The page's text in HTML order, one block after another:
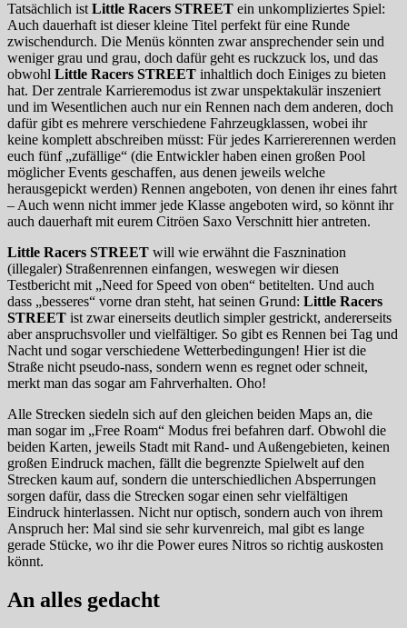
Tatsächlich ist Little Racers STREET ein unkompliziertes Spiel:
Auch dauerhaft ist dieser kleine Titel perfekt für eine Runde
zwischendurch. Die Menüs könnten zwar ansprechender sein und
weniger grau und grau, doch dafür geht es ruckzuck los, und das
obwohl Little Racers STREET inhaltlich doch Einiges zu bieten
hat. Der zentrale Karrieremodus ist zwar unspektakulär inszeniert
und im Wesentlichen auch nur ein Rennen nach dem anderen, doch
dafür gibt es mehrere verschiedene Fahrzeugklassen, wobei ihr
keine komplett abschreiben müsst: Für jedes Karriererennen werden
euch fünf „zufällige“ (die Entwickler haben einen großen Pool
möglicher Events geschaffen, aus denen jeweils welche
herausgepickt werden) Rennen angeboten, von denen ihr eines fahrt
– Auch wenn nicht immer jede Klasse angeboten wird, so könnt ihr
auch dauerhaft mit eurem Citröen Saxo Verschnitt hier antreten.
Little Racers STREET will wie erwähnt die Fasznination
(illegaler) Straßenrennen einfangen, weswegen wir diesen
Testbericht mit „Need for Speed von oben“ betitelten. Und auch
dass „besseres“ vorne dran steht, hat seinen Grund: Little Racers
STREET ist zwar einerseits deutlich simpler gestrickt, andererseits
aber anspruchsvoller und vielfältiger. So gibt es Rennen bei Tag und
Nacht und sogar verschiedene Wetterbedingungen! Hier ist die
Straße nicht pseudo-nass, sondern wenn es regnet oder schneit,
merkt man das sogar am Fahrverhalten. Oho!
Alle Strecken siedeln sich auf den gleichen beiden Maps an, die
man sogar im „Free Roam“ Modus frei befahren darf. Obwohl die
beiden Karten, jeweils Stadt mit Rand- und Außengebieten, keinen
großen Eindruck machen, fällt die begrenzte Spielwelt auf den
Strecken kaum auf, sondern die unterschiedlichen Absperrungen
sorgen dafür, dass die Strecken sogar einen sehr vielfältigen
Eindruck hinterlassen. Nicht nur optisch, sondern auch von ihrem
Anspruch her: Mal sind sie sehr kurvenreich, mal gibt es lange
gerade Stücke, wo ihr die Power eures Nitros so richtig auskosten
könnt.
An alles gedacht